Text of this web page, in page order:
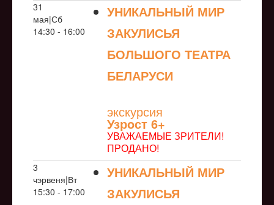
31
мая|Сб
14:30 - 16:00
УНИКАЛЬНЫЙ МИР
ЗАКУЛИСЬЯ
БОЛЬШОГО ТЕАТРА
БЕЛАРУСИ
экскурсия
Узрoст 6+
УВАЖАЕМЫЕ ЗРИТЕЛИ!
ПРОДАНО!
3
чэрвеня|Вт
15:30 - 17:00
УНИКАЛЬНЫЙ МИР
ЗАКУЛИСЬЯ